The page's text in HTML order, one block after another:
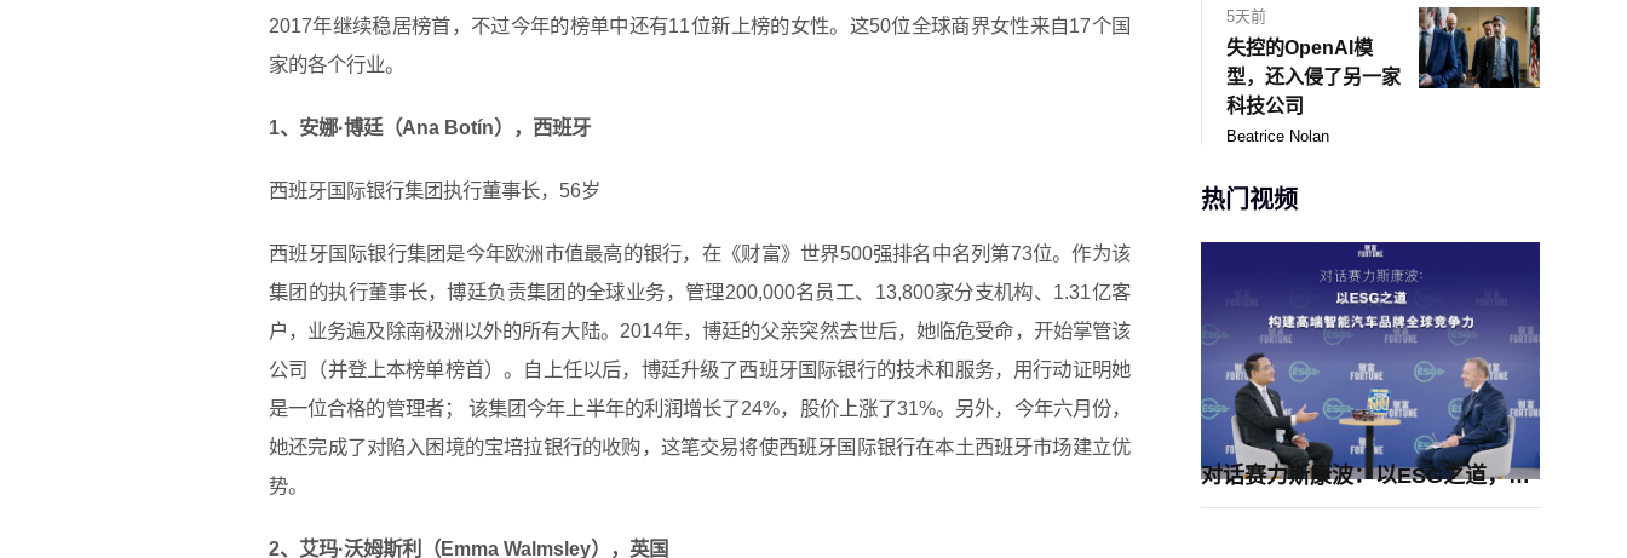
2017年继续稳居榜首，不过今年的榜单中还有11位新上榜的女性。这50位全球商界女性来自17个国
家的各个行业。
1、安娜·博廷（Ana Botín），西班牙
西班牙国际银行集团执行董事长，56岁
西班牙国际银行集团是今年欧洲市值最高的银行，在《财富》世界500强排名中名列第73位。作为该
集团的执行董事长，博廷负责集团的全球业务，管理200,000名员工、13,800家分支机构、1.31亿客
户，业务遍及除南极洲以外的所有大陆。2014年，博廷的父亲突然去世后，她临危受命，开始掌管该
公司（并登上本榜单榜首）。自上任以后，博廷升级了西班牙国际银行的技术和服务，用行动证明她
是一位合格的管理者； 该集团今年上半年的利润增长了24%，股价上涨了31%。另外，今年六月份，
她还完成了对陷入困境的宝培拉银行的收购，这笔交易将使西班牙国际银行在本土西班牙市场建立优
势。
2、艾玛·沃姆斯利（Emma Walmsley），英国
失控的OpenAI模
型，还入侵了另一家
科技公司
Beatrice Nolan
5天前
热门视频
对话赛力斯康波：以ESG之道，构建高端智能汽车品牌全球竞争力